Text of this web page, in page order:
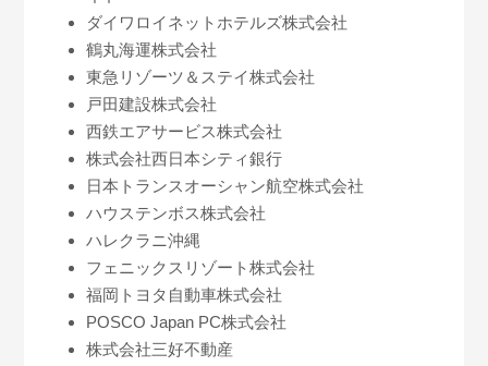
ダイワロイネットホテルズ株式会社
鶴丸海運株式会社
東急リゾーツ＆ステイ株式会社
戸田建設株式会社
西鉄エアサービス株式会社
株式会社西日本シティ銀行
日本トランスオーシャン航空株式会社
ハウステンボス株式会社
ハレクラニ沖縄
フェニックスリゾート株式会社
福岡トヨタ自動車株式会社
POSCO Japan PC株式会社
株式会社三好不動産